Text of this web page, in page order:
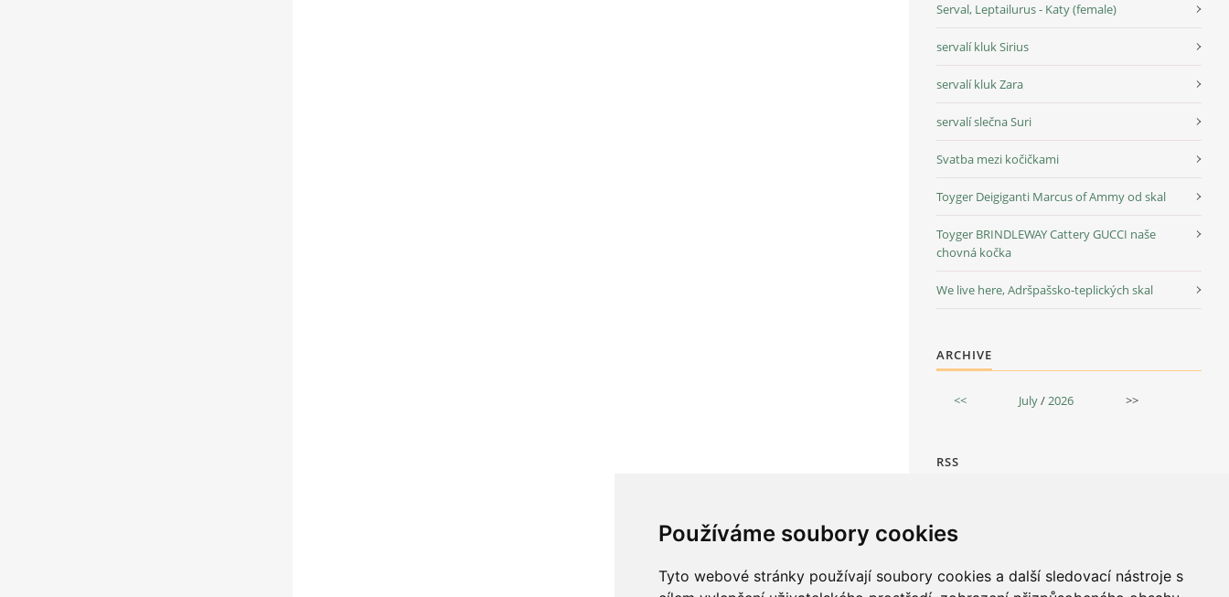
Používáme soubory cookies
Tyto webové stránky používají soubory cookies a další sledovací nástroje s
Serval, Leptailurus - Katy (female)
servalí kluk Sirius
servalí kluk Zara
servalí slečna Suri
Svatba mezi kočičkami
Toyger Deigiganti Marcus of Ammy od skal
Toyger BRINDLEWAY Cattery GUCCI naše
chovná kočka
We live here, Adršpašsko-teplických skal
ARCHIVE
<< July/2026 >>
RSS
STATISTICS